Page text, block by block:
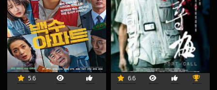
5.6 6.6